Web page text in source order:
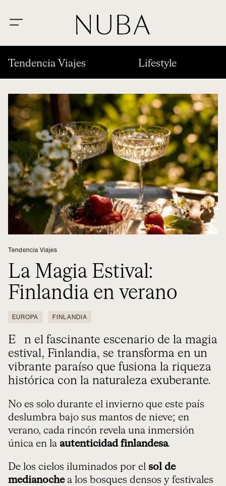
Tendencia Viajes Lifestyle
Tendencia Viajes
La Magia Estival:
Finlandia en verano
EUROPA FINLANDIA
En el fascinante escenario de la magia
estival, Finlandia, se transforma en un
vibrante paraíso que fusiona la riqueza
histórica con la naturaleza exuberante.
No es solo durante el invierno que este país
deslumbra bajo sus mantos de nieve; en
verano, cada rincón revela una inmersión
única en la autenticidad finlandesa.
De los cielos iluminados por el sol de
medianochea los bosques densos y festivales